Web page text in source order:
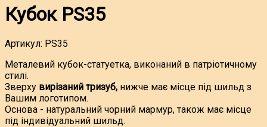
Кубок PS35
Артикул: PS35
Металевий кубок-статуетка, виконаний в патріотичному
стилі.
Зверху вирізаний тризуб, нижче має місце під шильд з
Вашим логотипом.
Основа - натуральний чорний мармур, також має місце
під індивідуальний шильд.